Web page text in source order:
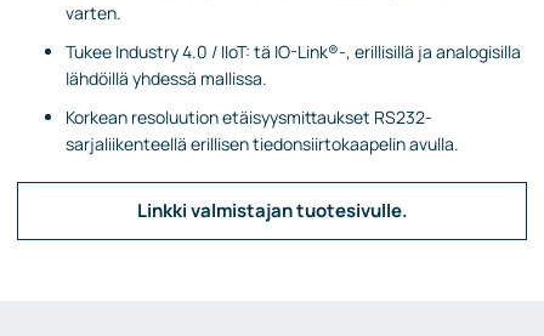
varten.
Tukee Industry 4.0 / IIoT: tä IO-Link®-, erillisillä ja analogisilla
lähdöillä yhdessä mallissa.
Korkean resoluution etäisyysmittaukset RS232-
sarjaliikenteellä erillisen tiedonsiirtokaapelin avulla.
Linkki valmistajan tuotesivulle.